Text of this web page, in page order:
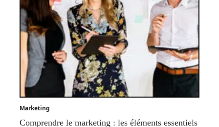
Marketing
Comprendre le marketing : les éléments essentiels